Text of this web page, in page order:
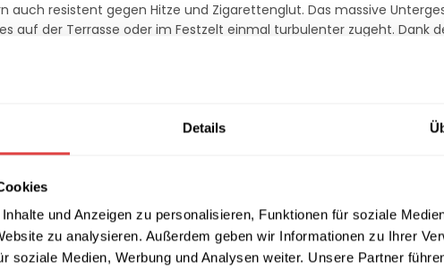
Details
und Anzeigen zu personalisieren, Funktionen für soziale
zu analysieren. Außerdem geben wir Informationen zu Ihrer
soziale Medien, Werbung und Analysen weiter. Unsere Partner
auch resistent gegen Hitze und Zigarettenglut. Das massive
auf der Terrasse oder im Festzelt einmal turbulenter zugeht. Dank
formstabil und optisch einwandfrei.
unkomplizierte Handhabung. Die porenfreie Oberfläche lässt
Vorteil für die Farbe Weiß. Ob als Einzeltisch in einer Bar
mit einem repräsentativen Design, das Ihre Gäste